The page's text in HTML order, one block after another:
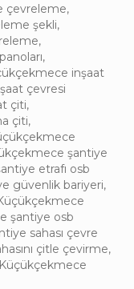
çevreleme,
şekli,
,
,
inşaat
çevresi
çiti,
çiti,
şantiye
etrafı osb
güvenlik bariyeri,
şantiye osb
sahası çevre
çitle çevirme,
Küçükçekmece